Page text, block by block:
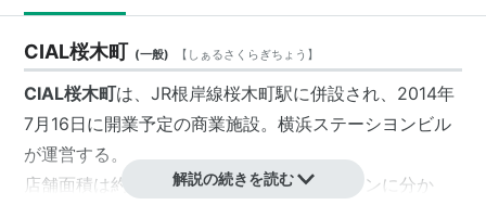
CIAL桜木町 (一般) 【 しぁるさくらぎちょう 】
CIAL桜木町は、JR根岸線桜木町駅に併設され、2014年
7月16日に開業予定の商業施設。横浜ステーシヨンビル
が運営する。
店舗面積は約4,000m²、店舗は以下の4ゾーンに分か
解説の続きを読む